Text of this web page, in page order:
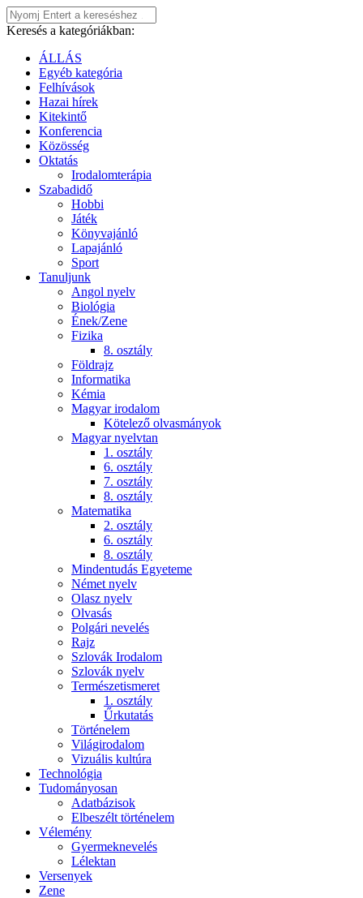
Keresés a kategóriákban:
ÁLLÁS
Egyéb kategória
Felhívások
Hazai hírek
Kitekintő
Konferencia
Közösség
Oktatás
Irodalomterápia
Szabadidő
Hobbi
Játék
Könyvajánló
Lapajánló
Sport
Tanuljunk
Angol nyelv
Biológia
Ének/Zene
Fizika
8. osztály
Földrajz
Informatika
Kémia
Magyar irodalom
Kötelező olvasmányok
Magyar nyelvtan
1. osztály
6. osztály
7. osztály
8. osztály
Matematika
2. osztály
6. osztály
8. osztály
Mindentudás Egyeteme
Német nyelv
Olasz nyelv
Olvasás
Polgári nevelés
Rajz
Szlovák Irodalom
Szlovák nyelv
Természetismeret
1. osztály
Űrkutatás
Történelem
Világirodalom
Vizuális kultúra
Technológia
Tudományosan
Adatbázisok
Elbeszélt történelem
Vélemény
Gyermeknevelés
Lélektan
Versenyek
Zene